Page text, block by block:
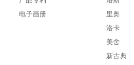
电子画册
里奥
洛卡
美舍
新古典